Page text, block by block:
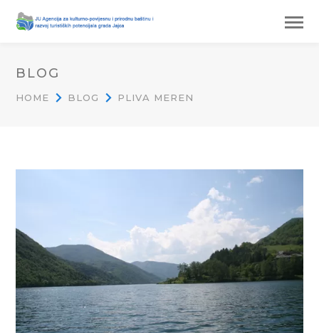
BLOG
HOME BLOG PLIVA MEREN